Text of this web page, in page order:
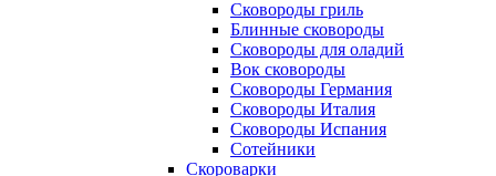
Сковороды гриль
Блинные сковороды
Сковороды для оладий
Вок сковороды
Сковороды Германия
Сковороды Италия
Сковороды Испания
Сотейники
Скороварки